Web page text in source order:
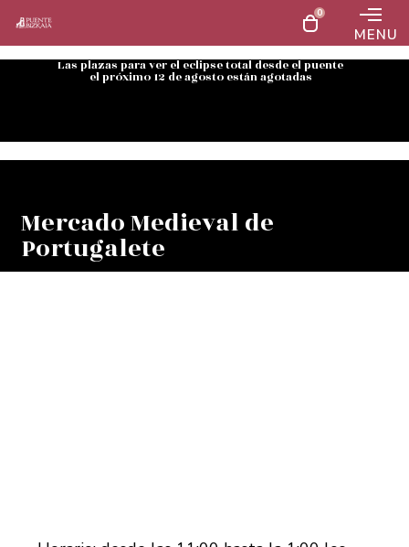
0
MENU
Las plazas para ver el eclipse total desde el puente
el próximo 12 de agosto están agotadas
Mercado Medieval de
Portugalete